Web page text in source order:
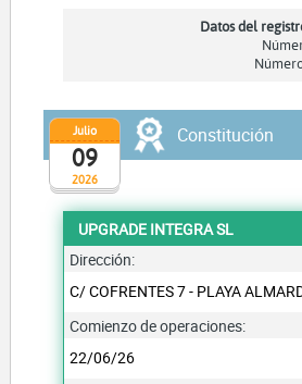
Datos del
2026
Julio
09
Constitución
UPGRADE INTEGRA SL
Dirección:
C/ COFRENTES 7 - PLAYA
Comienzo de operaciones:
22/06/26